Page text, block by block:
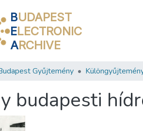
BUDAPEST
ELECTRONIC
ARCHIVE
Gyűjtemény
budapesti